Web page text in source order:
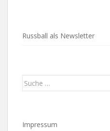
Russball als Newsletter
Suche
Impressum